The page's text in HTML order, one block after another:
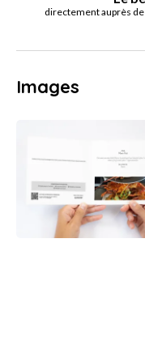
directement auprès
Images